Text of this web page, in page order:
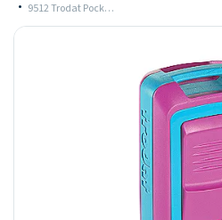
9512 Trodat Pocket Printy